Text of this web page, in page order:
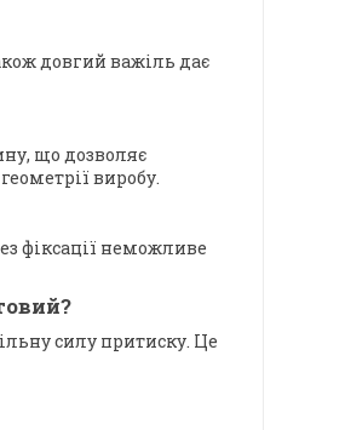
довгий важіль дає
що дозволяє
виробу.
фіксації неможливе
силу притиску. Це